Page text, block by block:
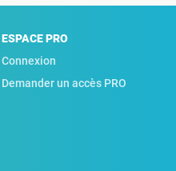
ESPACE PRO
Connexion
Demander un accès PRO